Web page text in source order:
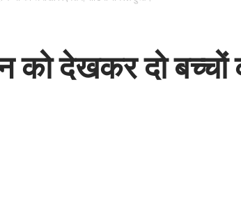
को देखकर दो बच्चों